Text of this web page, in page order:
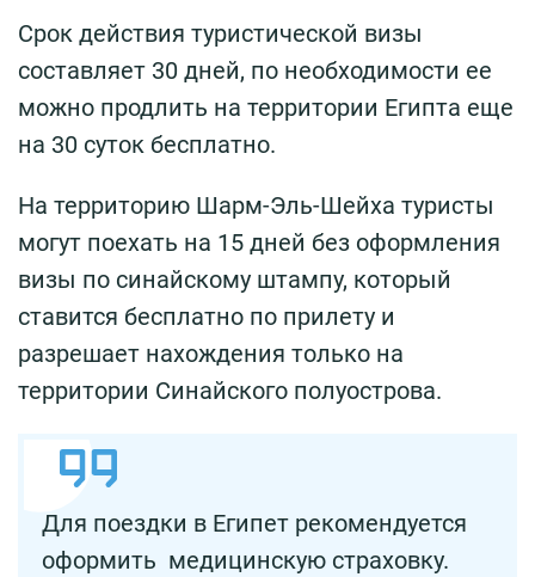
Срок действия туристической визы
составляет 30 дней, по необходимости ее
можно продлить на территории Египта еще
на 30 суток бесплатно.
На территорию Шарм-Эль-Шейха туристы
могут поехать на 15 дней без оформления
визы по синайскому штампу, который
ставится бесплатно по прилету и
разрешает нахождения только на
территории Синайского полуострова.
Для поездки в Египет рекомендуется
оформить медицинскую страховку.